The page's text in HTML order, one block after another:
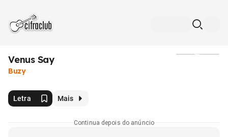
Venus Say
Buzy
Letra Mais
Continua depois do anúncio